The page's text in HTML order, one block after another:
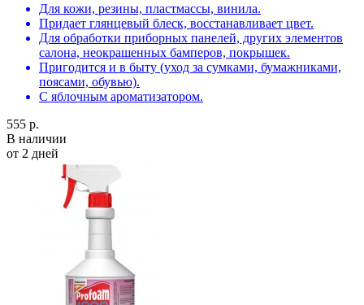
Для кожи, резины, пластмассы, винила.
Придает глянцевый блеск, восстанавливает цвет.
Для обработки приборных панелей, других элементов
салона, неокрашенных бамперов, покрышек.
Пригодится и в быту (уход за сумками, бумажниками,
поясами, обувью).
С яблочным ароматизатором.
555 р.
В наличии
от 2 дней